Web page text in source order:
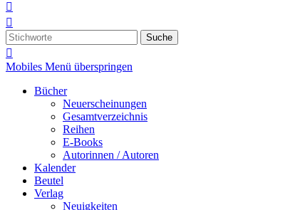


Suche

Mobiles Menü überspringen
Bücher
Neuerscheinungen
Gesamtverzeichnis
Reihen
E-Books
Autorinnen / Autoren
Kalender
Beutel
Verlag
Neuigkeiten